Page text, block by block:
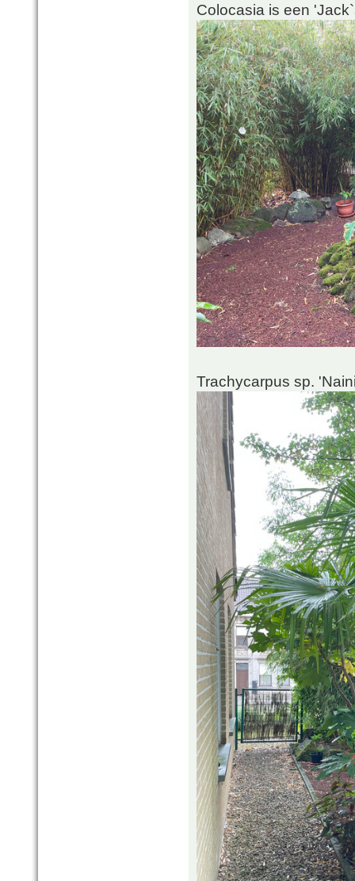
Colocasia is een
Trachycarpus sp.